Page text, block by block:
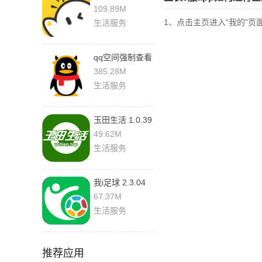
手机版
109.89M
生活服务
qq空间强制查看
器 9.3.1 安卓版
385.28M
生活服务
玉田生活 1.0.39
最新版
49.62M
生活服务
我i足球 2.3.04
最新版
67.37M
生活服务
推荐应用
1、点击主页进入“我的”页